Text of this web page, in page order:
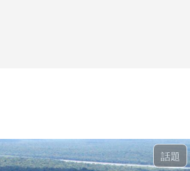
話題